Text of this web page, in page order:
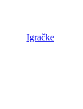
Igračke